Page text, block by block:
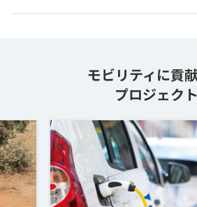
モビリティに貢
プロジェクト